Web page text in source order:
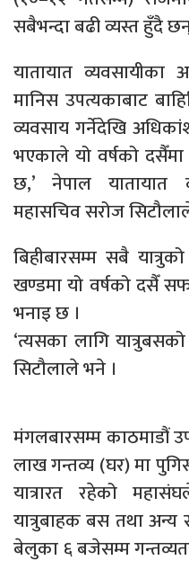
सबैभन्दा बढी व्यस्त हुँदै
यातायात
मानिस उपत्यकाबाट
व्यवसाय गर्नेदेखि
भएकाले यो वर्षको
छ,’ नेपाल यातायात
महासचिव सरोज
बिहीबारसम्म सबै
खण्डमा यो वर्षको दसैँ
भनाइ छ ।
‘त्यसका लागि
सिटौलाले भने ।
मंगलबारसम्म काठमाडौं
लाख गन्तव्य (घर) मा
यात्रारत रहेको
यात्रुबाहक बस तथा अन्य
बेलुका ६ बजेसम्म